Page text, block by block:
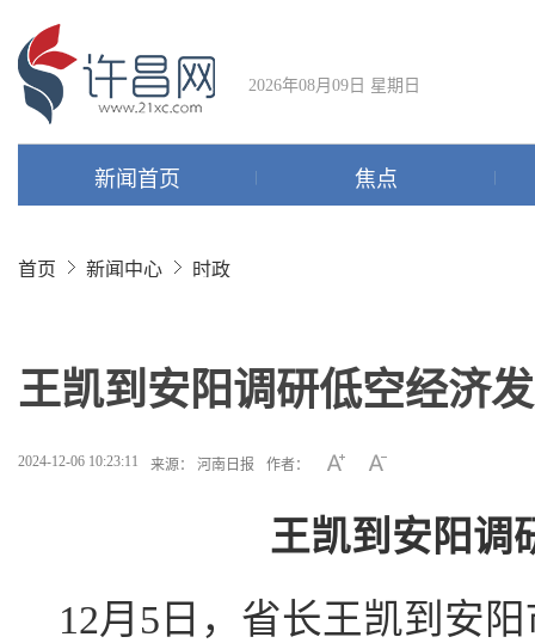
2026年08月09日 星期日
新闻首页 焦点
首页 新闻中心 时政
王凯到安阳调研低空经济
2024-12-06 10:23:11 来源： 河南日报 作者：
王凯到安阳调
12月5日，省长王凯到安